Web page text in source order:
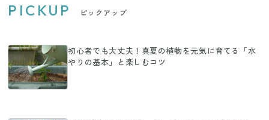
PICKUP ピックアップ
初心者でも大丈夫！真夏の植物を元気に育てる「水
やりの基本」と楽しむコツ